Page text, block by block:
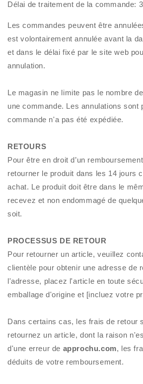
Délai de traitement de la commande:
Les commandes peuvent être
est volontairement annulée avant la
et dans le délai fixé par le site web
annulation.
Le magasin ne limite pas le nombre
une commande. Les annulations sont
commande n'a pas été expédiée.
RETOURS
Pour être en droit d’un
retourner le produit dans les 14 jours
achat. Le produit doit être dans le
recevez et non endommagé de
soit.
PROCESSUS DE RETOUR
Pour retourner un article, veuillez
clientèle pour obtenir une adresse de
l'adresse, placez l'article en toute
emballage d'origine et [incluez votre
Dans certains cas, les frais de retour
retournez un article, dont la raison
d'une erreur de approchu.com, les
déduits de votre remboursement.